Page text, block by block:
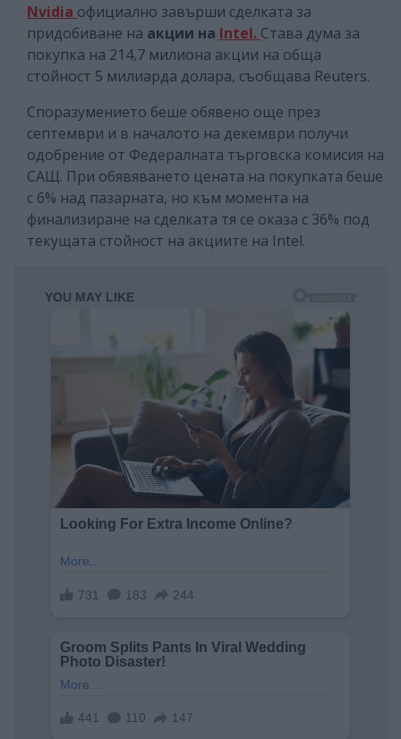
Nvidia официално завърши сделката за
придобиване на акции на Intel. Става дума за
покупка на 214,7 милиона акции на обща
стойност 5 милиарда долара, съобщава Reuters.
Споразумението беше обявено още през
септември и в началото на декември получи
одобрение от Федералната търговска комисия на
САЩ. При обявяването цената на покупката беше
с 6% над пазарната, но към момента на
финализиране на сделката тя се оказа с 36% под
текущата стойност на акциите на Intel.